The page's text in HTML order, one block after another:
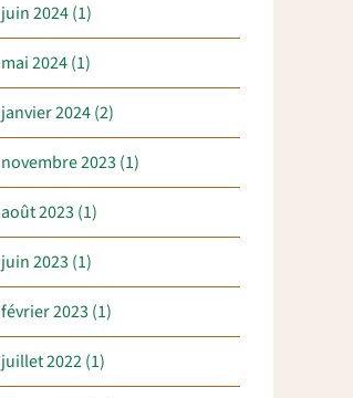
juin 2024 (1)
mai 2024 (1)
janvier 2024 (2)
novembre 2023 (1)
août 2023 (1)
juin 2023 (1)
février 2023 (1)
juillet 2022 (1)